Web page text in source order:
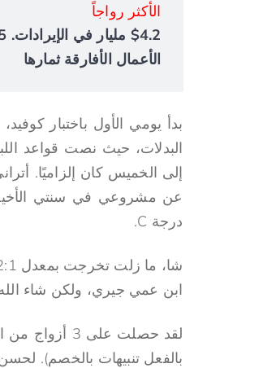
الأكثر رواجاً
الأعمال الأفارقة ثمارها
البدلات، حيث نصت قواعد
إلى الخميس كان إلزاميًا.
درجة C.
ابن عمي جيري، ولكن شاء
بالفعل تنبيهات بالخصم). لحسن الحظ كان لدي